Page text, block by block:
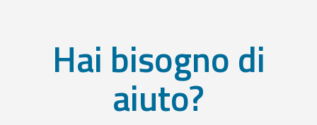
Hai bisogno di
aiuto?